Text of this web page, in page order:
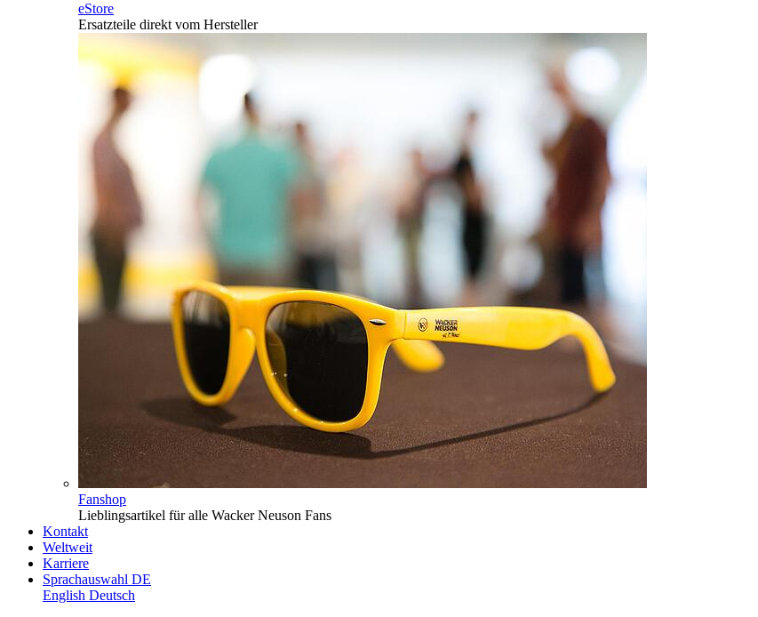
eStore
Ersatzteile direkt vom Hersteller
Fanshop
Lieblingsartikel für alle Wacker Neuson Fans
Kontakt
Weltweit
Karriere
Sprachauswahl DE
English Deutsch